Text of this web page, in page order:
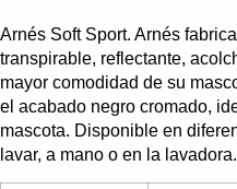
Arnés Soft Sport. Arnés
transpirable, reflectante,
mayor comodidad de su
el acabado negro cromado,
mascota. Disponible en
lavar, a mano o en la lavadora.